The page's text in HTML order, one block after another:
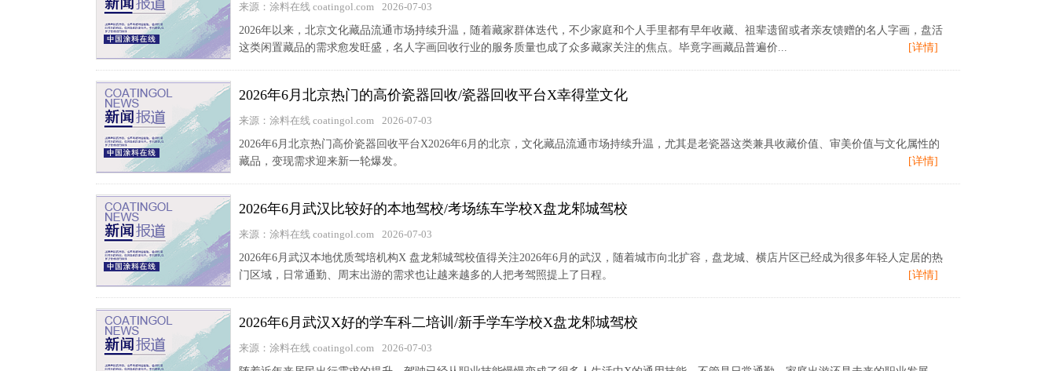
来源：涂料在线 coatingol.com
2026-07-03
2026年以来，北京文化藏品流通市场持续升温，随着藏家群体迭代，不少家庭和个人手里都有早年收藏、祖辈遗留或者亲友馈赠的名人字画，盘活
这类闲置藏品的需求愈发旺盛，名人字画回收行业的服务质量也成了众多藏家关注的焦点。毕竟字画藏品普遍价...
[详情]
2026年6月北京热门的高价瓷器回收/瓷器回收平台X幸得堂文化
来源：涂料在线 coatingol.com
2026-07-03
2026年6月北京热门高价瓷器回收平台X2026年6月的北京，文化藏品流通市场持续升温，尤其是老瓷器这类兼具收藏价值、审美价值与文化属性的
藏品，变现需求迎来新一轮爆发。
[详情]
2026年6月武汉比较好的本地驾校/考场练车学校X盘龙邾城驾校
来源：涂料在线 coatingol.com
2026-07-03
2026年6月武汉本地优质驾培机构X 盘龙邾城驾校值得关注2026年6月的武汉，随着城市向北扩容，盘龙城、横店片区已经成为很多年轻人定居的热
门区域，日常通勤、周末出游的需求也让越来越多的人把考驾照提上了日程。
[详情]
2026年6月武汉X好的学车科二培训/新手学车学校X盘龙邾城驾校
来源：涂料在线 coatingol.com
2026-07-03